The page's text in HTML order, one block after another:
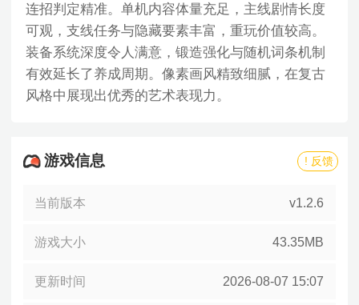
连招判定精准。单机内容体量充足，主线剧情长度
可观，支线任务与隐藏要素丰富，重玩价值较高。
装备系统深度令人满意，锻造强化与随机词条机制
有效延长了养成周期。像素画风精致细腻，在复古
风格中展现出优秀的艺术表现力。
游戏信息 ! 反馈
当前版本 v1.2.6
游戏大小 43.35MB
更新时间 2026-08-07 15:07